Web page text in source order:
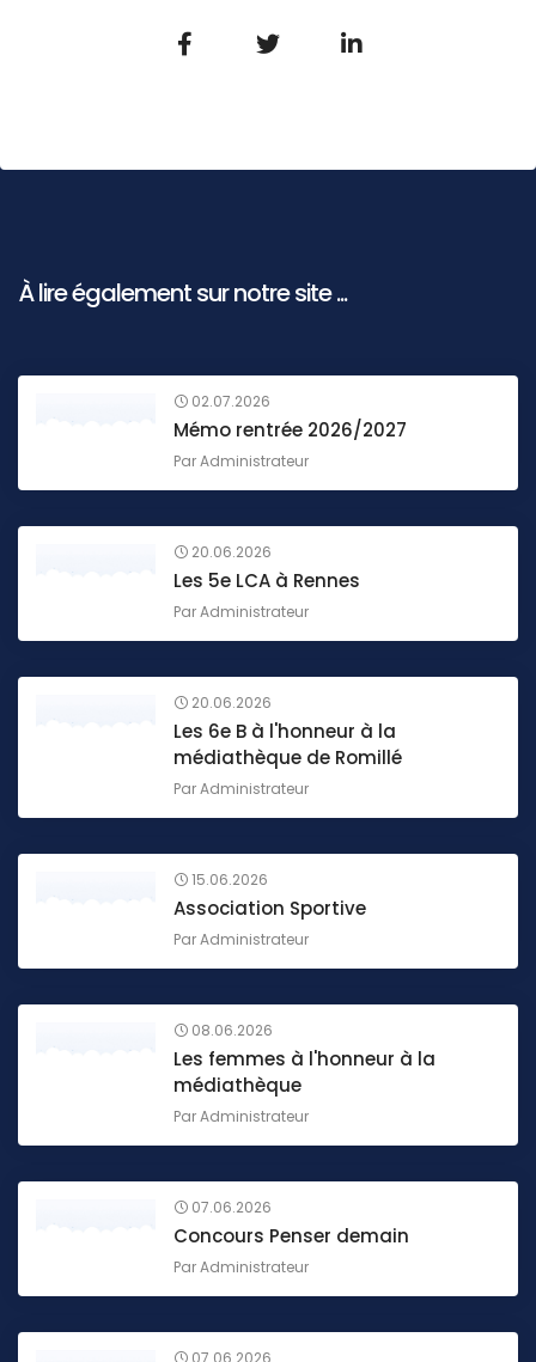
À lire également sur notre site ...
02.07.2026
Mémo rentrée 2026/2027
ParAdministrateur
20.06.2026
Les 5e LCA à Rennes
ParAdministrateur
20.06.2026
Les 6e B à l'honneur à la
médiathèque de Romillé
ParAdministrateur
15.06.2026
Association Sportive
ParAdministrateur
08.06.2026
Les femmes à l'honneur à la
médiathèque
ParAdministrateur
07.06.2026
Concours Penser demain
ParAdministrateur